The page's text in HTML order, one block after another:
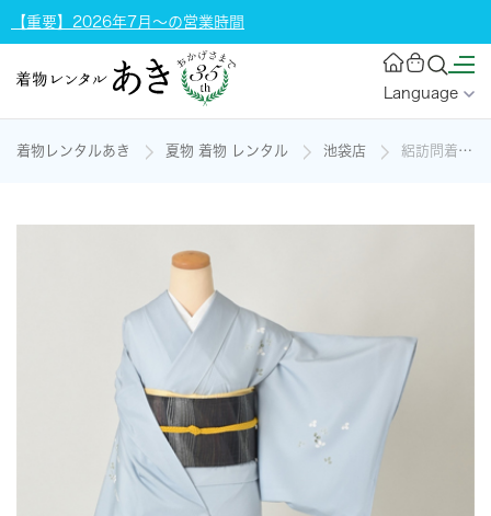
【重要】2026年7月～の営業時間
Language
着物レンタルあき 夏物 着物 レンタル 池袋店 絽訪問着[ブルー・花とかずら紐]の着物レンタル